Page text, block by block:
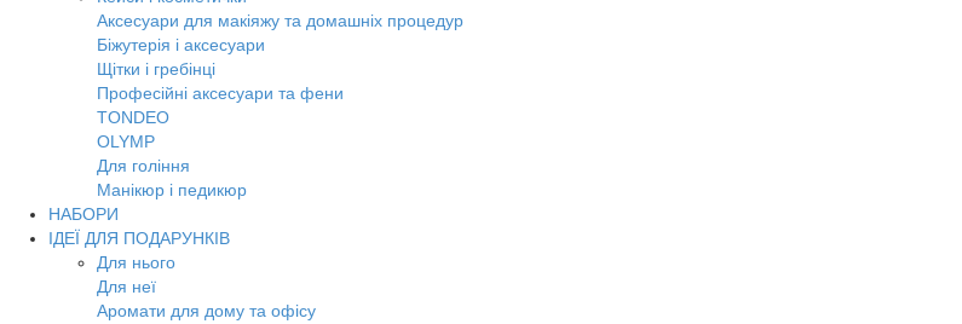
Аксесуари для макіяжу та домашніх процедур
Біжутерія і аксесуари
Щітки і гребінці
Професійні аксесуари та фени
TONDEO
OLYMP
Для гоління
Манікюр і педикюр
НАБОРИ
ІДЕЇ ДЛЯ ПОДАРУНКІВ
Для нього
Для неї
Аромати для дому та офісу